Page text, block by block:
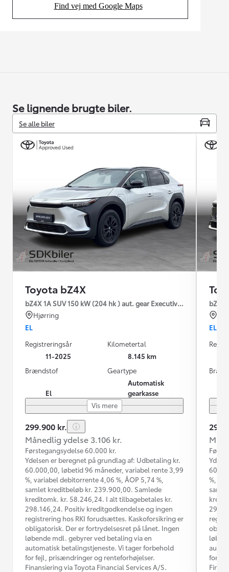
Find vej med Google Maps
(Opens in new tab)
Se lignende brugte biler.
Se alle biler
Toyota bZ4X
bZ4X 1A SUV 150 kW (204 hk ) aut. gear Executive Premium
Hjørring
EL
Registreringsår
11-2025
Kilometertal
8.145 km
Brændstof
El
Geartype
Automatisk
gearkasse
Vis mere
299.900 kr.
Månedlig ydelse 3.106 kr.
Førstegangsydelse 60.000 kr.
Ydelsen er beregnet på grundlag af: Udbetaling kr.
60.000,00, løbetid 96 måneder, variabel rente 3,99
%, variabel debitorrente 4,06 %, ÅOP 5,74 %,
samlet kreditbeløb kr. 239.900,00. Samlede
kreditomk. kr. 58.246,24. I alt tilbagebetales kr.
298.146,24. Positiv kreditgodkendelse og ingen
registrering hos RKI forudsættes. Kaskoforsikring er
obligatorisk. Der er fortrydelsesret på lånet. Ingen
løbende mdl. gebyrer ved betaling via en
automatisk betalingstjeneste. Vi tager forbehold
for fejl, prisændringer og renteforhøjelser.
Finansiering via Toyota Financial Services A/S.
bZ4X
EL
%,
for